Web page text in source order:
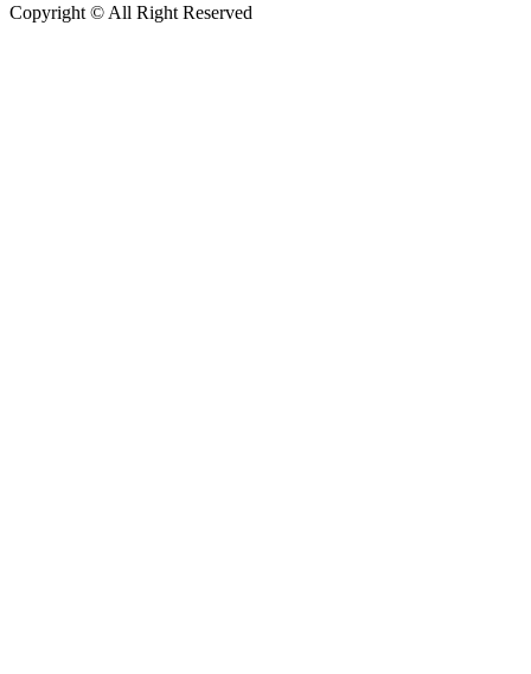
Copyright © All Right Reserved